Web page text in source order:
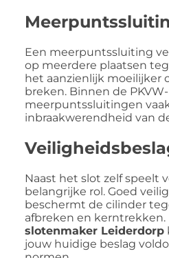
Een meerpuntssluiting
op meerdere plaatsen
het aanzienlijk moeilijker
breken. Binnen de
meerpuntssluitingen
inbraakwerendheid van
Naast het slot zelf speelt
belangrijke rol. Goed
beschermt de cilinder
afbreken en
slotenmaker Leiderdorp
jouw huidige beslag